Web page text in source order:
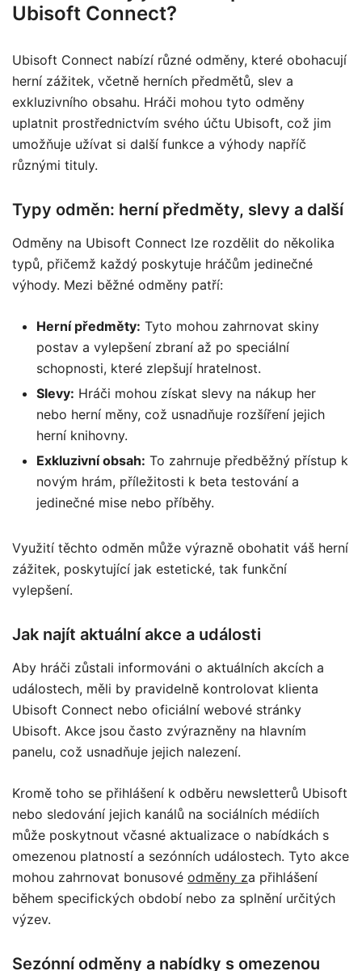
Ubisoft Connect?
Ubisoft Connect nabízí různé odměny, které obohacují
herní zážitek, včetně herních předmětů, slev a
exkluzivního obsahu. Hráči mohou tyto odměny
uplatnit prostřednictvím svého účtu Ubisoft, což jim
umožňuje užívat si další funkce a výhody napříč
různými tituly.
Typy odměn: herní předměty, slevy a další
Odměny na Ubisoft Connect lze rozdělit do několika
typů, přičemž každý poskytuje hráčům jedinečné
výhody. Mezi běžné odměny patří:
Herní předměty: Tyto mohou zahrnovat skiny
postav a vylepšení zbraní až po speciální
schopnosti, které zlepšují hratelnost.
Slevy: Hráči mohou získat slevy na nákup her
nebo herní měny, což usnadňuje rozšíření jejich
herní knihovny.
Exkluzivní obsah: To zahrnuje předběžný přístup k
novým hrám, příležitosti k beta testování a
jedinečné mise nebo příběhy.
Využití těchto odměn může výrazně obohatit váš herní
zážitek, poskytující jak estetické, tak funkční
vylepšení.
Jak najít aktuální akce a události
Aby hráči zůstali informováni o aktuálních akcích a
událostech, měli by pravidelně kontrolovat klienta
Ubisoft Connect nebo oficiální webové stránky
Ubisoft. Akce jsou často zvýrazněny na hlavním
panelu, což usnadňuje jejich nalezení.
Kromě toho se přihlášení k odběru newsletterů Ubisoft
nebo sledování jejich kanálů na sociálních médiích
může poskytnout včasné aktualizace o nabídkách s
omezenou platností a sezónních událostech. Tyto akce
mohou zahrnovat bonusové odměny za přihlášení
během specifických období nebo za splnění určitých
výzev.
Sezónní odměny a nabídky s omezenou